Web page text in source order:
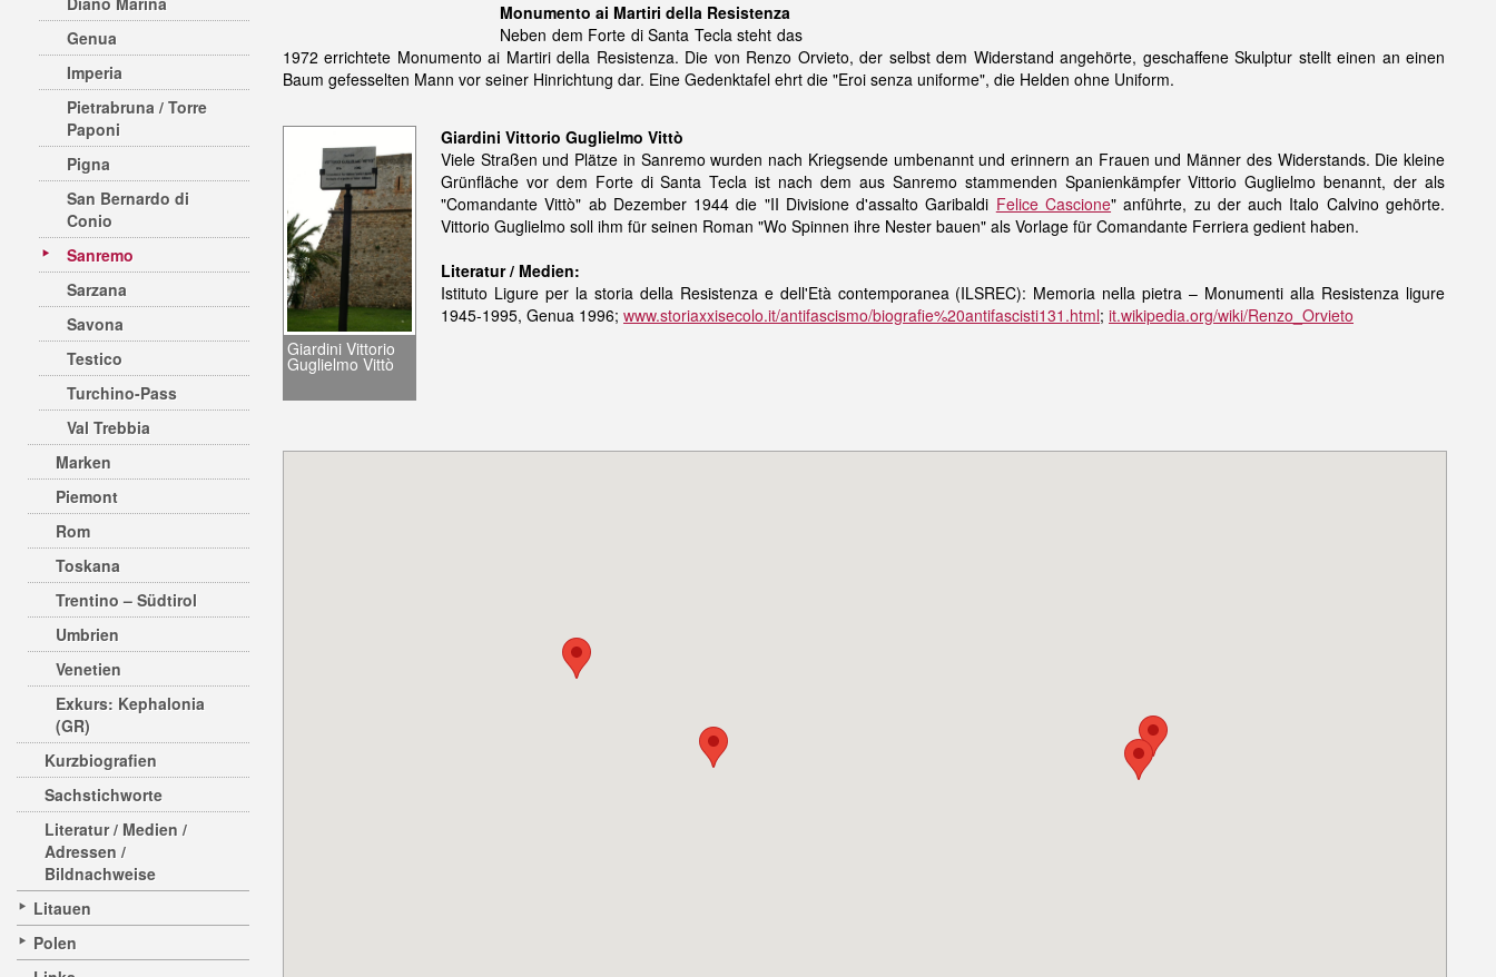
Genua
Imperia
Pietrabruna / Torre
Paponi
Pigna
San Bernardo di
Conio
Sanremo
Sarzana
Savona
Testico
Turchino-Pass
Val Trebbia
Marken
Piemont
Rom
Toskana
Trentino – Südtirol
Umbrien
Venetien
Exkurs: Kephalonia
(GR)
Kurzbiografien
Sachstichworte
Literatur / Medien /
Adressen /
Bildnachweise
Litauen
Polen
Monumento ai Martiri della Resistenza
Neben dem Forte di Santa Tecla steht das
1972 errichtete Monumento ai Martiri della Resistenza. Die von Renzo Orvieto, der selbst dem Widerstand angehörte, geschaffene Skulptur stellt einen an einen
Baum gefesselten Mann vor seiner Hinrichtung dar. Eine Gedenktafel ehrt die "Eroi senza uniforme", die Helden ohne Uniform.
Giardini Vittorio
Guglielmo Vittò
Giardini Vittorio Guglielmo Vittò
Viele Straßen und Plätze in Sanremo wurden nach Kriegsende umbenannt und erinnern an Frauen und Männer des Widerstands. Die kleine
Grünfläche vor dem Forte di Santa Tecla ist nach dem aus Sanremo stammenden Spanienkämpfer Vittorio Guglielmo benannt, der als
"Comandante Vittò" ab Dezember 1944 die "II Divisione d'assalto Garibaldi Felice Cascione" anführte, zu der auch Italo Calvino gehörte.
Vittorio Guglielmo soll ihm für seinen Roman "Wo Spinnen ihre Nester bauen" als Vorlage für Comandante Ferriera gedient haben.
Literatur / Medien:
Istituto Ligure per la storia della Resistenza e dell'Età contemporanea (ILSREC): Memoria nella pietra – Monumenti alla Resistenza ligure
1945-1995, Genua 1996; www.storiaxxisecolo.it/antifascismo/biografie%20antifascisti131.html; it.wikipedia.org/wiki/Renzo_Orvieto